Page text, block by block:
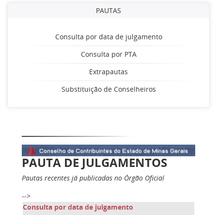
PAUTAS
Consulta por data de julgamento
Consulta por PTA
Extrapautas
Substituição de Conselheiros
PAUTA DE JULGAMENTOS
Pautas recentes já publicadas no Órgão Oficial
-->
Consulta por data de julgamento